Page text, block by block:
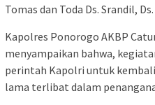
Tomas dan Toda Ds. Srandil,
Kapolres Ponorogo AKBP
menyampaikan bahwa,
perintah Kapolri untuk
lama terlibat dalam